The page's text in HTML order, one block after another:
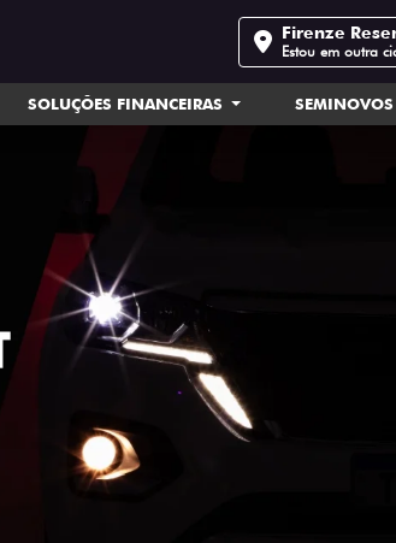
Firenze
Estou em outra
SOLUÇÕES FINANCEIRAS SEMINOVOS